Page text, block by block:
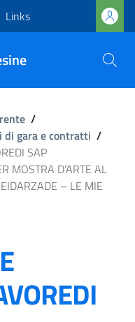
Links
/
di gara e contratti /
SAP
MOSTRA D’ARTE AL
– LE MIE